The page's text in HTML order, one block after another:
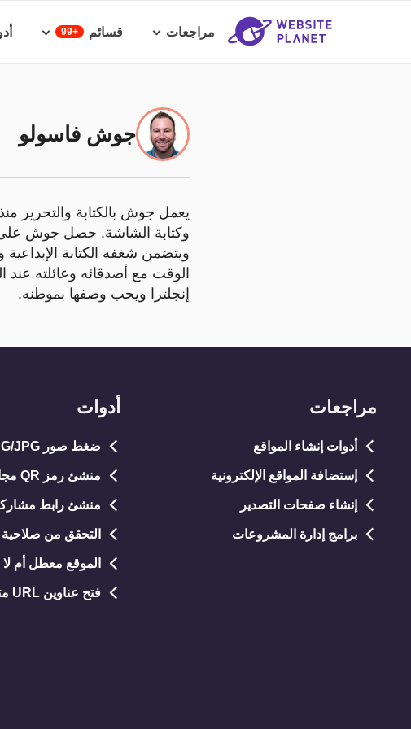
مراجعات قسائم 99+
جوش فاسولو
يعمل جوش بالكتابة والتحرير
وكتابة الشاشة. حصل جوش على
ويتضمن شغفه الكتابة الإبداعية
الوقت مع أصدقائه وعائلته
إنجلترا ويحب وصفها بموطنه.
مراجعات
أدوات إنشاء المواقع
إستضافة المواقع الإلكترونية
إنشاء صفحات التصدير
برامج إدارة المشروعات
أدوات
ضغط صور PNG/JPG
منشئ رمز QR مجاني
منشئ رابط
التحقق من صلاحية
الموقع معطل أم لا
فتح عناوين URL متعددة